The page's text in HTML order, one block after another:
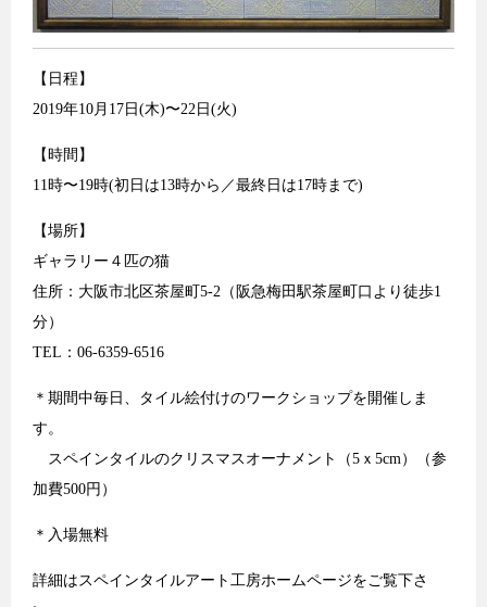
【日程】
2019年10月17日(木)〜22日(火)
【時間】
11時〜19時(初日は13時から／最終日は17時まで)
【場所】
ギャラリー４匹の猫
住所：大阪市北区茶屋町5-2（阪急梅田駅茶屋町口より徒歩1
分）
TEL：06-6359-6516
＊期間中毎日、タイル絵付けのワークショップを開催しま
す。
スペインタイルのクリスマスオーナメント（5ｘ5cm）（参
加費500円）
＊入場無料
詳細はスペインタイルアート工房ホームページをご覧下さ